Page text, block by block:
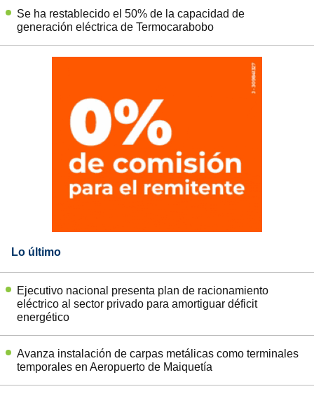
Se ha restablecido el 50% de la capacidad de
generación eléctrica de Termocarabobo
Lo último
Ejecutivo nacional presenta plan de racionamiento
eléctrico al sector privado para amortiguar déficit
energético
Avanza instalación de carpas metálicas como terminales
temporales en Aeropuerto de Maiquetía